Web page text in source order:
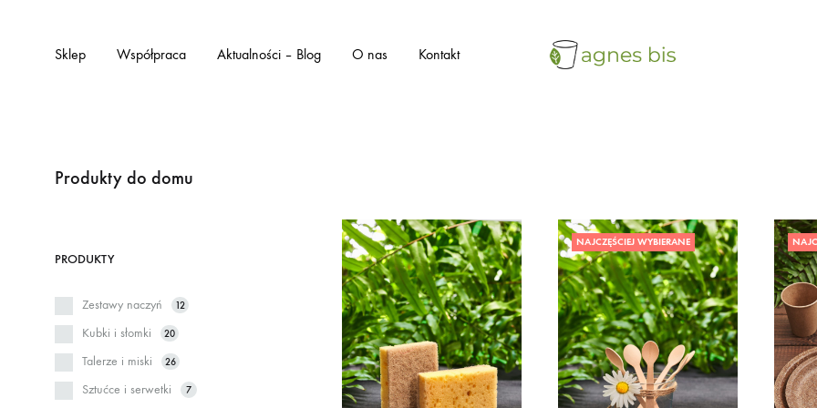
Sklep Współpraca Aktualności – Blog O nas Kontakt
Produkty do domu
NAJCZĘŚCIEJ WYBIERANE
PRODUKTY
Zestawy naczyń 12
Kubki i słomki 20
Talerze i miski 26
Sztućce i serwetki 7